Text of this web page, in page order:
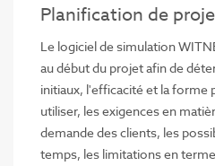
Planification de
Le logiciel de simulation
au début du projet afin de
initiaux, l'efficacité et la forme
utiliser, les exigences en
demande des clients, les
temps, les limitations en